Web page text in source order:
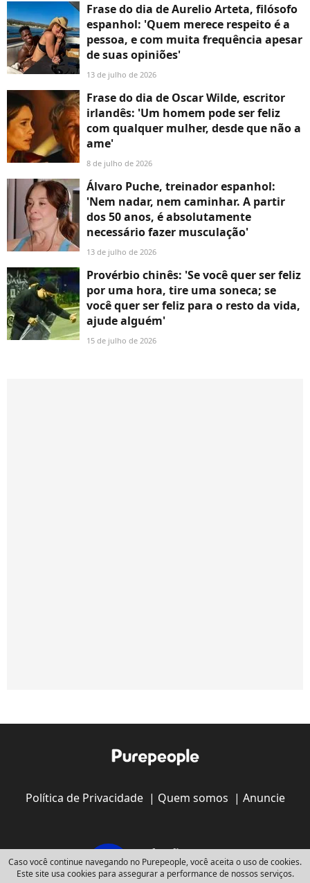
Frase do dia de Aurelio Arteta, filósofo
espanhol: 'Quem merece respeito é a
pessoa, e com muita frequência apesar
de suas opiniões'
13 de julho de 2026
Frase do dia de Oscar Wilde, escritor
irlandês: 'Um homem pode ser feliz
com qualquer mulher, desde que não a
ame'
8 de julho de 2026
Álvaro Puche, treinador espanhol:
'Nem nadar, nem caminhar. A partir
dos 50 anos, é absolutamente
necessário fazer musculação'
13 de julho de 2026
Provérbio chinês: 'Se você quer ser feliz
por uma hora, tire uma soneca; se
você quer ser feliz para o resto da vida,
ajude alguém'
15 de julho de 2026
Política de Privacidade| Quem somos | Anuncie
Caso você continue navegando no Purepeople, você aceita o uso de cookies.
Este site usa cookies para assegurar a performance de nossos serviços.